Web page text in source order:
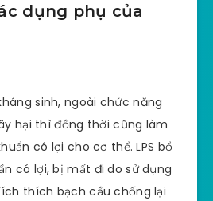
dụng phụ của
sinh, ngoài chức năng
hại thì đồng thời cũng làm
có lợi cho cơ thể. LPS bổ
có lợi, bị mất đi do sử dụng
thích bạch cầu chống lại